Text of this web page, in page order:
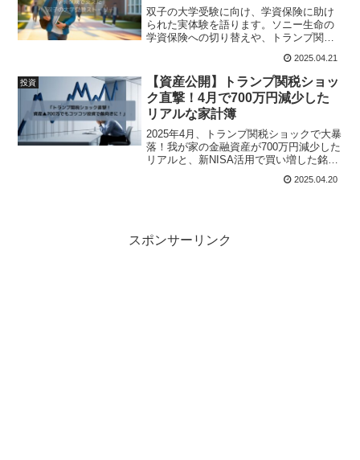
双子の大学受験に向け、学資保険に助け
られた実体験を語ります。ソニー生命の
学資保険への切り替えや、トランプ関税
2025.04.21
投資
【資産公開】トランプ関税ショッ
ク直撃！4月で700万円減少した
リアルな家計簿
2025年4月、トランプ関税ショックで大暴
落！我が家の金融資産が700万円減少した
リアルと、新NISA活用で買い増した銘柄
用の両立についても正直に語ります。
2025.04.20
スポンサーリンク